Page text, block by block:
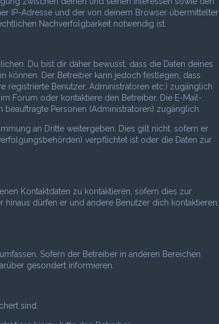
IP-Adresse und der von deinem Browser übermittelter
Nachverfolgbarkeit notwendig ist.
Du bist dir daher bewusst, dass die Daten deines
können. Der Betreiber kann jedoch festlegen, dass
registrierte Benutzer, Administratoren etc.) zugänglich
Forum oder kontaktiere den Betreiber. Die E-Mail-
Personen (Administratoren) zugänglich.
an Dritte weitergeben. Dies gilt nicht, sofern er
verpflichtet ist oder die Daten zur
Kontaktdaten zu kontaktieren, sofern dies zur
dürfen er und andere Benutzer dich kontaktieren,
Sofern der Betreiber in anderen Bereichen
gesondert informieren.
sind.